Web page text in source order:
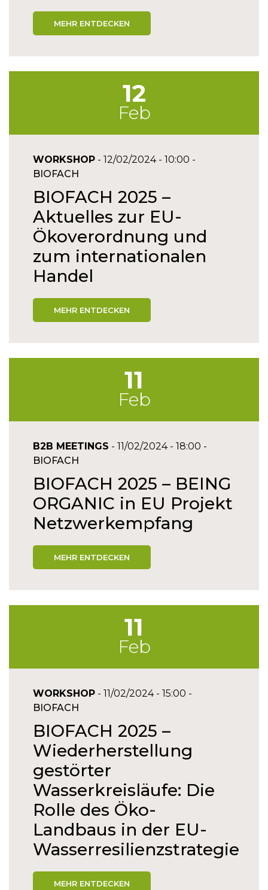
MEHR ENTDECKEN
12
Feb
WORKSHOP - 12/02/2024 - 10:00 -
BIOFACH
BIOFACH 2025 –
Aktuelles zur EU-
Ökoverordnung und
zum internationalen
Handel
MEHR ENTDECKEN
11
Feb
B2B MEETINGS - 11/02/2024 - 18:00 -
BIOFACH
BIOFACH 2025 – BEING
ORGANIC in EU Projekt
Netzwerkempfang
MEHR ENTDECKEN
11
Feb
WORKSHOP - 11/02/2024 - 15:00 -
BIOFACH
BIOFACH 2025 –
Wiederherstellung
gestörter
Wasserkreisläufe: Die
Rolle des Öko-
Landbaus in der EU-
Wasserresilienzstrategie
MEHR ENTDECKEN